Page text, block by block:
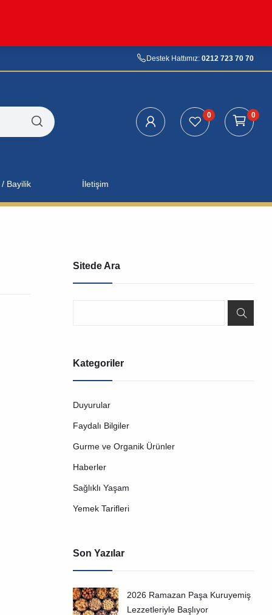
Destek Hattımız: 0212 723 70 70
0 0
Bayilik İletişim
Sitede Ara
Kategoriler
Duyurular
Faydalı Bilgiler
Gurme ve Organik Ürünler
Haberler
Sağlıklı Yaşam
Yemek Tarifleri
Son Yazılar
2026 Ramazan Paşa Kuruyemiş
Lezzetleriyle Başlıyor